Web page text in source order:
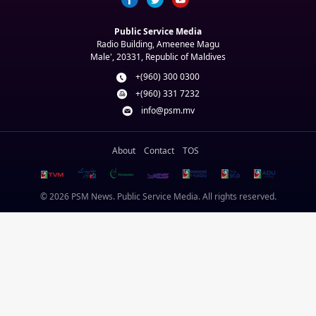
Public Service Media
Radio Building, Ameenee Magu
Male', 20331, Republic of Maldives
+(960) 300 0300
+(960) 331 7232
info@psm.mv
About Contact TOS
© 2026 PSM News. Public Service Media. All rights reserved.